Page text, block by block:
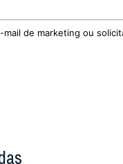
Cristo
regressiva